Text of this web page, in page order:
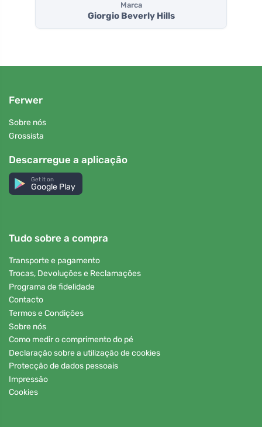
Marca
Giorgio Beverly Hills
Ferwer
Sobre nós
Grossista
Descarregue a aplicação
Get it on
Google Play
Tudo sobre a compra
Transporte e pagamento
Trocas, Devoluções e Reclamações
Programa de fidelidade
Contacto
Termos e Condições
Sobre nós
Como medir o comprimento do pé
Declaração sobre a utilização de cookies
Protecção de dados pessoais
Impressão
Cookies